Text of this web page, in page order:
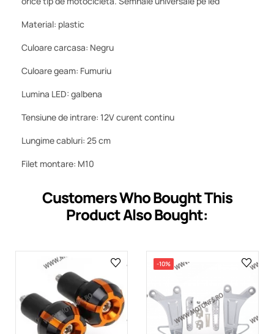
Material: plastic
Culoare carcasa: Negru
Culoare geam: Fumuriu
Lumina LED: galbena
Tensiune de intrare: 12V curent continu
Lungime cabluri: 25 cm
Filet montare: M10
Customers Who Bought This
Product Also Bought:
-10%